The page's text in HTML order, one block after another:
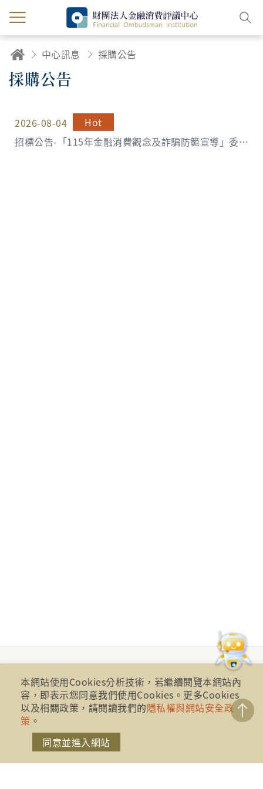
中心訊息 採購公告
採購公告
2026-08-04
Hot
招標公告-「115年金融消費觀念及詐騙防範宣導」委託
財團法人金融消費評議中心 著作權所有
本網站使用Cookies分析技術，若繼續閱覽本網站內
容，即表示您同意我們使用Cookies。更多Cookies
以及相關政策，請閱讀我們的隱私權與網站安全政
策 。
同意並進入網站